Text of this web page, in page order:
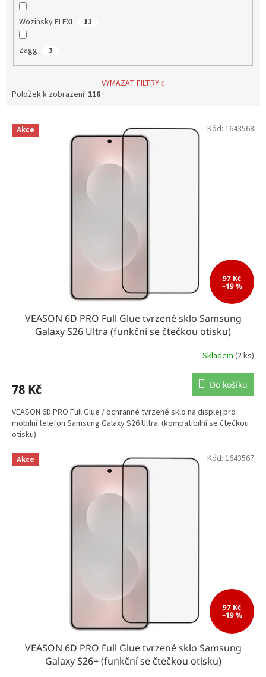
Wozinsky FLEXI 11
Zagg 3
VYMAZAT FILTRY
Položek k zobrazení: 116
V Akce
97 Kč
–19 %
VEASON 6D PRO Full Glue tvrzené sklo Samsung
Galaxy S26 Ultra (funkční se čtečkou otisku)
Skladem (2 ks)
78 Kč Do košíku
VEASON 6D PRO Full Glue / ochranné tvrzené sklo na displej pro
mobilní telefon Samsung Galaxy S26 Ultra. (kompatibilní se čtečkou
otisku)
Kód: 1643568
Akce
97 Kč
–19 %
VEASON 6D PRO Full Glue tvrzené sklo Samsung
Galaxy S26+ (funkční se čtečkou otisku)
Kód: 1643567